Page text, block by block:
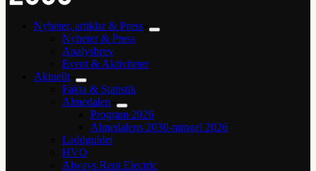
Nyheter, artiklar & Press
Nyheter & Press
Analysbrev
Event & Aktiviteter
Aktuellt
Fakta & Statistik
Almedalen
Program 2026
Almedalens 2030-mingel 2026
Laddguldet
HVO
Always Rent Electric